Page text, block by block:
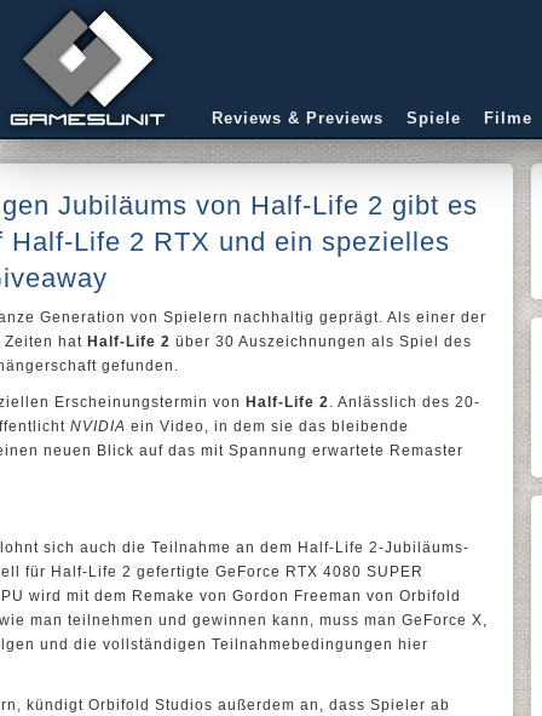
Reviews & Previews Spiele Filme
Jubiläums von Half-Life 2 gibt es
Half-Life 2 RTX und ein spezielles
Generation von Spielern nachhaltig geprägt. Als einer der
hat Half-Life 2 über 30 Auszeichnungen als Spiel des
gefunden.
Erscheinungstermin von Half-Life 2. Anlässlich des 20-
NVIDIA ein Video, in dem sie das bleibende
neuen Blick auf das mit Spannung erwartete Remaster
sich auch die Teilnahme an dem Half-Life 2-Jubiläums-
für Half-Life 2 gefertigte GeForce RTX 4080 SUPER
wird mit dem Remake von Gordon Freeman von Orbifold
man teilnehmen und gewinnen kann, muss man GeForce X,
und die vollständigen Teilnahmebedingungen hier
kündigt Orbifold Studios außerdem an, dass Spieler ab